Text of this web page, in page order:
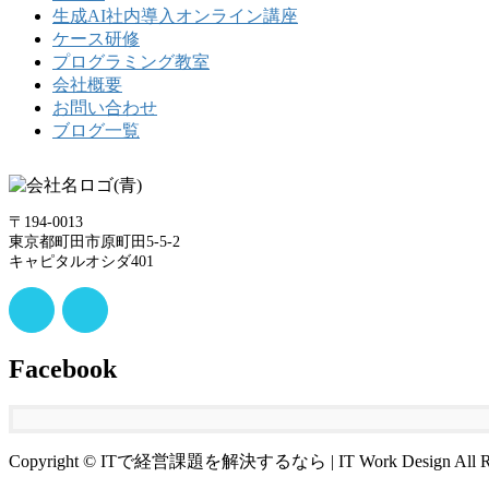
生成AI社内導入オンライン講座
ケース研修
プログラミング教室
会社概要
お問い合わせ
ブログ一覧
〒194-0013
東京都町田市原町田5-5-2
キャピタルオシダ401
Facebook
Copyright © ITで経営課題を解決するなら | IT Work Design All